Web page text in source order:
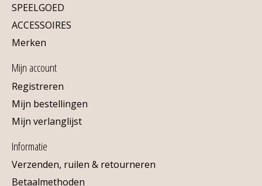
SPEELGOED
ACCESSOIRES
Merken
Mijn account
Registreren
Mijn bestellingen
Mijn verlanglijst
Informatie
Verzenden, ruilen & retourneren
Betaalmethoden